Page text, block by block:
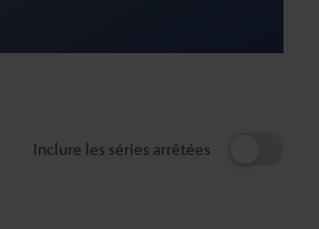
Inclure les séries arrêtées